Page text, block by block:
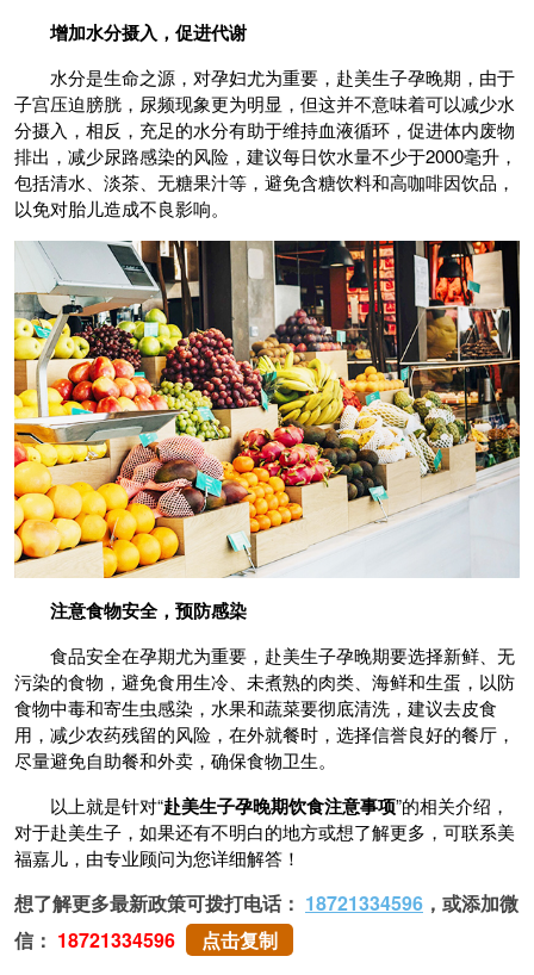
增加水分摄入，促进代谢
水分是生命之源，对孕妇尤为重要，赴美生子孕晚期，由于
子宫压迫膀胱，尿频现象更为明显，但这并不意味着可以减少水
分摄入，相反，充足的水分有助于维持血液循环，促进体内废物
排出，减少尿路感染的风险，建议每日饮水量不少于2000毫升，
包括清水、淡茶、无糖果汁等，避免含糖饮料和高咖啡因饮品，
以免对胎儿造成不良影响。
注意食物安全，预防感染
食品安全在孕期尤为重要，赴美生子孕晚期要选择新鲜、无
污染的食物，避免食用生冷、未煮熟的肉类、海鲜和生蛋，以防
食物中毒和寄生虫感染，水果和蔬菜要彻底清洗，建议去皮食
用，减少农药残留的风险，在外就餐时，选择信誉良好的餐厅，
尽量避免自助餐和外卖，确保食物卫生。
以上就是针对“赴美生子孕晚期饮食注意事项”的相关介绍，
对于赴美生子，如果还有不明白的地方或想了解更多，可联系美
福嘉儿，由专业顾问为您详细解答！
想了解更多最新政策可拨打电话： 18721334596 ，或添加微
信： 18721334596 点击复制